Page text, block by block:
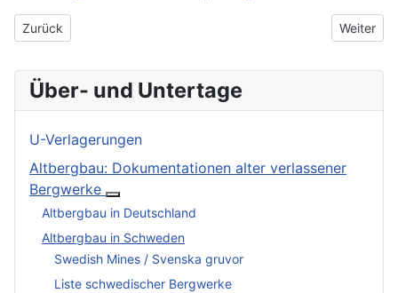
Vorheriger Beitrag: Ställbergsgruvan
Zurück Nächster
Weiter
Über- und Untertage
U-Verlagerungen
Altbergbau: Dokumentationen alter verlassener
Bergwerke
More about: Altbergbau:
Altbergbau in Deutschland
Altbergbau in Schweden
Swedish Mines / Svenska gruvor
Liste schwedischer Bergwerke